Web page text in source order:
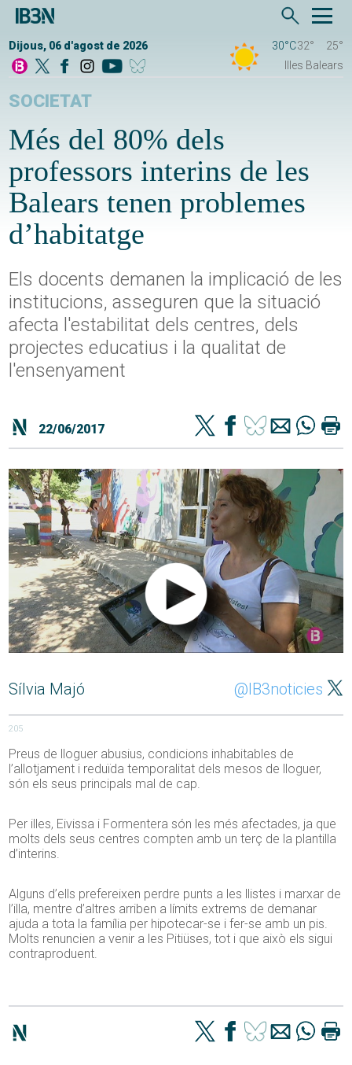
Dijous, 06 d'agost de 2026 30°C32°
25°
Illes Balears
SOCIETAT
Més del 80% dels
professors interins de les
Balears tenen problemes
d’habitatge
Els docents demanen la implicació de les
institucions, asseguren que la situació
afecta l'estabilitat dels centres, dels
projectes educatius i la qualitat de
l'ensenyament
22/06/2017
Sílvia Majó @IB3noticies
205
Preus de lloguer abusius, condicions inhabitables de
l’allotjament i reduïda temporalitat dels mesos de lloguer,
són els seus principals mal de cap.
Per illes, Eivissa i Formentera són les més afectades, ja que
molts dels seus centres compten amb un terç de la plantilla
d’interins.
Alguns d’ells prefereixen perdre punts a les llistes i marxar de
l’illa, mentre d’altres arriben a límits extrems de demanar
ajuda a tota la família per hipotecar-se i fer-se amb un pis.
Molts renuncien a venir a les Pitiüses, tot i que això els sigui
contraproduent.